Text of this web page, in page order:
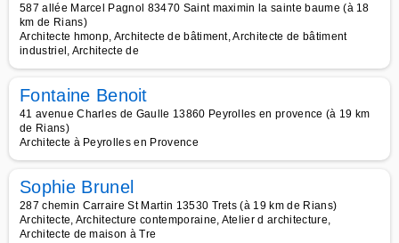
587 allée Marcel Pagnol 83470 Saint maximin la sainte baume (à 18
km de Rians)
Architecte hmonp, Architecte de bâtiment, Architecte de bâtiment
industriel, Architecte de
Fontaine Benoit
41 avenue Charles de Gaulle 13860 Peyrolles en provence (à 19 km
de Rians)
Architecte à Peyrolles en Provence
Sophie Brunel
287 chemin Carraire St Martin 13530 Trets (à 19 km de Rians)
Architecte, Architecture contemporaine, Atelier d architecture,
Architecte de maison à Tre